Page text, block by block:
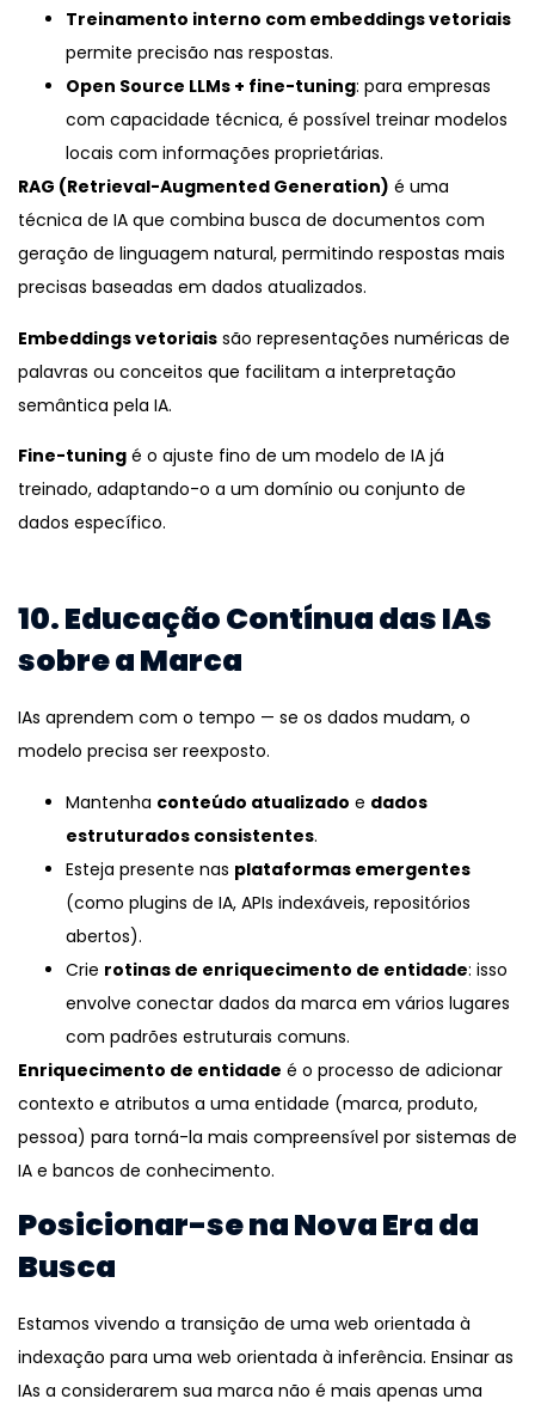
Treinamento interno com embeddings vetoriais
permite precisão nas respostas.
Open Source LLMs + fine-tuning: para empresas
com capacidade técnica, é possível treinar modelos
locais com informações proprietárias.
RAG (Retrieval-Augmented Generation) é uma
técnica de IA que combina busca de documentos com
geração de linguagem natural, permitindo respostas mais
precisas baseadas em dados atualizados.
Embeddings vetoriais são representações numéricas de
palavras ou conceitos que facilitam a interpretação
semântica pela IA.
Fine-tuning é o ajuste fino de um modelo de IA já
treinado, adaptando-o a um domínio ou conjunto de
dados específico.
10. Educação Contínua das IAs
sobre a Marca
IAs aprendem com o tempo — se os dados mudam, o
modelo precisa ser reexposto.
Mantenha conteúdo atualizado e dados
estruturados consistentes.
Esteja presente nas plataformas emergentes
(como plugins de IA, APIs indexáveis, repositórios
abertos).
Crie rotinas de enriquecimento de entidade: isso
envolve conectar dados da marca em vários lugares
com padrões estruturais comuns.
Enriquecimento de entidade é o processo de adicionar
contexto e atributos a uma entidade (marca, produto,
pessoa) para torná-la mais compreensível por sistemas de
IA e bancos de conhecimento.
Posicionar-se na Nova Era da
Busca
Estamos vivendo a transição de uma web orientada à
indexação para uma web orientada à inferência. Ensinar as
IAs a considerarem sua marca não é mais apenas uma